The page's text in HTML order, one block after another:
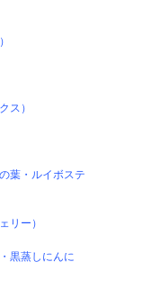
ス）
葉・ルイボステ
リー）
黒蒸しにんに